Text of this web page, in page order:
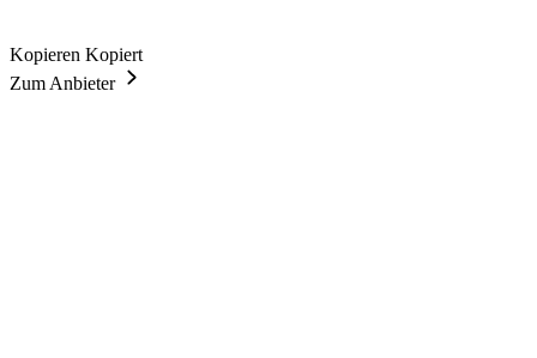
Kopieren Kopiert
Zum Anbieter